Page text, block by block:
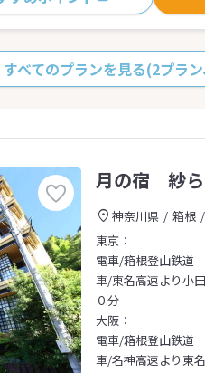
すべてのプランを見る(2プラ
月の宿 紗ら
神奈川県 箱根
東京：
電車/箱根登山鉄道
車/東名高速より小
０分
大阪：
電車/箱根登山鉄道
車/名神高速より東